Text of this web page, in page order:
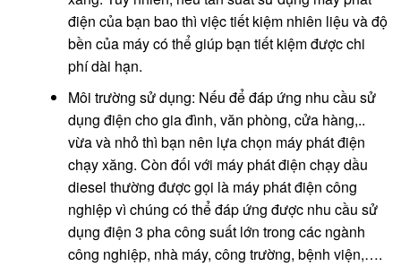
điện của bạn bao thì việc tiết kiệm nhiên liệu và độ
bền của máy có thể giúp bạn tiết kiệm được chi
phí dài hạn.
Môi trường sử dụng: Nếu để đáp ứng nhu cầu sử
dụng điện cho gia đình, văn phòng, cửa hàng,..
vừa và nhỏ thì bạn nên lựa chọn máy phát điện
chạy xăng. Còn đối với máy phát điện chạy dầu
diesel thường được gọi là máy phát điện công
nghiệp vì chúng có thể đáp ứng được nhu cầu sử
dụng điện 3 pha công suất lớn trong các ngành
công nghiệp, nhà máy, công trường, bệnh viện,….